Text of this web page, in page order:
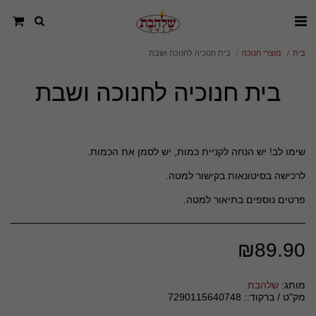
בית מוצרי חנוכה בית חנוכיה לחנוכה ושבת
בית חנוכיה לחנוכה ושבת
פרטים נוספים בתיאור למטה.
₪89.90
מותג: שלהבת
מק"ט / ברקוד:: 7290115640748